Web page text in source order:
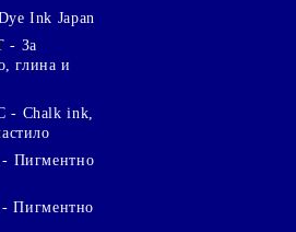
Ink Japan
- За
глина и
- Chalk ink,
Пигментно
- Пигментно